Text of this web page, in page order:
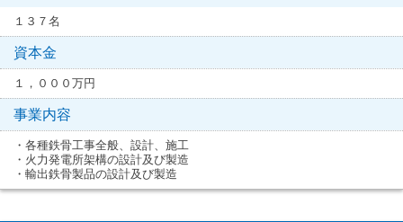
１３７名
資本金
１，０００万円
事業内容
・各種鉄骨工事全般、設計、施工
・火力発電所架構の設計及び製造
・輸出鉄骨製品の設計及び製造